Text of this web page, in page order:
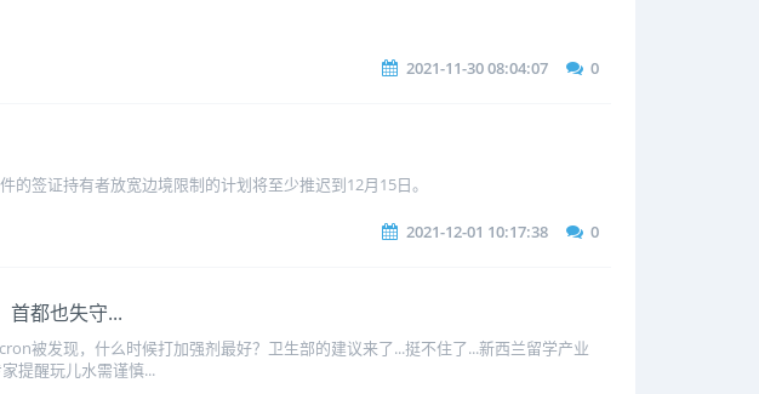
2021-11-30 08:04:07 0
签证持有者放宽边境限制的计划将至少推迟到12月15日。
2021-12-01 10:17:38 0
都也失守...
被发现，什么时候打加强剂最好？卫生部的建议来了...挺不住了...新西兰留学产业
提醒玩儿水需谨慎...